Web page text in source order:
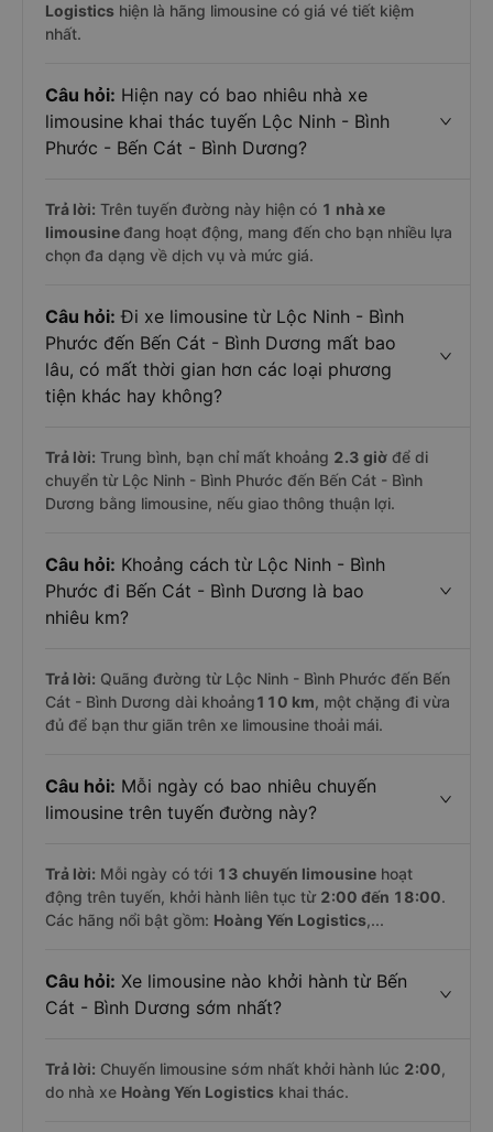
Logistics hiện là hãng limousine có giá vé tiết kiệm
nhất.
Câu hỏi: Hiện nay có bao nhiêu nhà xe
limousine khai thác tuyến Lộc Ninh - Bình
Phước - Bến Cát - Bình Dương?
Trả lời: Trên tuyến đường này hiện có 1 nhà xe
limousineđang hoạt động, mang đến cho bạn nhiều lựa
chọn đa dạng về dịch vụ và mức giá.
Câu hỏi: Đi xe limousine từ Lộc Ninh - Bình
Phước đến Bến Cát - Bình Dương mất bao
lâu, có mất thời gian hơn các loại phương
tiện khác hay không?
Trả lời: Trung bình, bạn chỉ mất khoảng 2.3 giờ để di
chuyển từ Lộc Ninh - Bình Phước đến Bến Cát - Bình
Dương bằng limousine, nếu giao thông thuận lợi.
Câu hỏi: Khoảng cách từ Lộc Ninh - Bình
Phước đi Bến Cát - Bình Dương là bao
nhiêu km?
Trả lời: Quãng đường từ Lộc Ninh - Bình Phước đến Bến
Cát - Bình Dương dài khoảng110 km, một chặng đi vừa
đủ để bạn thư giãn trên xe limousine thoải mái.
Câu hỏi: Mỗi ngày có bao nhiêu chuyến
limousine trên tuyến đường này?
Trả lời: Mỗi ngày có tới 13 chuyến limousine hoạt
động trên tuyến, khởi hành liên tục từ 2:00 đến 18:00.
Các hãng nổi bật gồm: Hoàng Yến Logistics,...
Câu hỏi: Xe limousine nào khởi hành từ Bến
Cát - Bình Dương sớm nhất?
Trả lời: Chuyến limousine sớm nhất khởi hành lúc 2:00,
do nhà xe Hoàng Yến Logistics khai thác.